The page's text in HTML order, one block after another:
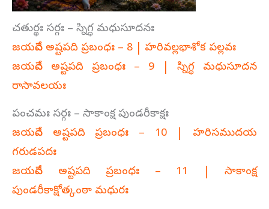
చతుర్థః సర్గః – స్నిగ్ధ మధుసూదనః
జయదేవ అష్టపది ప్రబంధః – 8 | హరివల్లభాశోక పల్లవః
జయదేవ అష్టపది ప్రబంధః – 9 | స్నిగ్ధ మధుసూదన
రాసావలయః
పంచమః సర్గః – సాకాంక్ష పుండరీకాక్షః
జయదేవ అష్టపది ప్రబంధః – 10 | హరిసముదయ
గరుడపదః
జయదేవ అష్టపది ప్రబంధః – 11 | సాకాంక్ష
పుండరీకాక్షోత్కంఠా మధురః